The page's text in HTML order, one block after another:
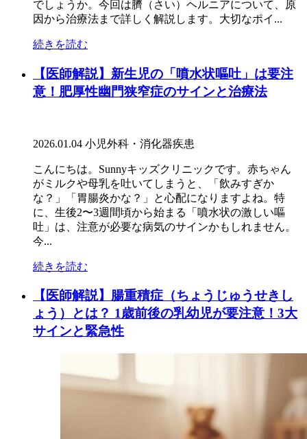
でしょうか。今回は臍（さい）ヘルニアについて、原
因から治療法まで詳しく解説します。大切なポイ...
続きを読む
【医師解説】新生児の「噴水状嘔吐」は要注
意！肥厚性幽門狭窄症のサインと治療法
2026.01.04 小児外科・消化器疾患
こんにちは。Sunnyキッズクリニックです。赤ちゃん
がミルクや母乳を吐いてしまうと、「飲みすぎか
な？」「胃腸炎かな？」と心配になりますよね。特
に、生後2〜3週間頃から始まる「噴水状の激しい嘔
吐」は、注意が必要な病気のサインかもしれません。
今...
続きを読む
【医師解説】腸重積症（ちょうじゅうせきし
ょう）とは？ 1歳前後の乳幼児が要注意！3大
サインと緊急性